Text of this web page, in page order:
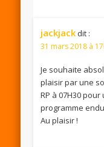
jackjack dit :
31 mars 2018 à
Je souhaite
plaisir par une
RP à 07H30
programme
Au plaisir !